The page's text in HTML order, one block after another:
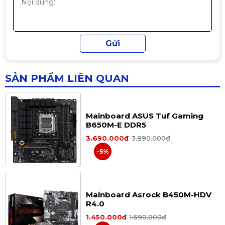
Mainboard này rất phù hợp build:
CS2
Valorant
LOL
PUBG
GTA V
💻PC làm việc
Word – Excel – Office
Photoshop cơ bản
SẢN PHẨM LIÊN QUAN
Mainboard ASUS Prime A520M-K
| AM4 | mATX
Liên hệ
Mainboard ASUS Tuf Gaming
B650M-E DDR5
3.690.000đ 3.890.000đ
-5%
Mainboard Asrock B450M-HDV
R4.0
1.450.000đ 1.690.000đ